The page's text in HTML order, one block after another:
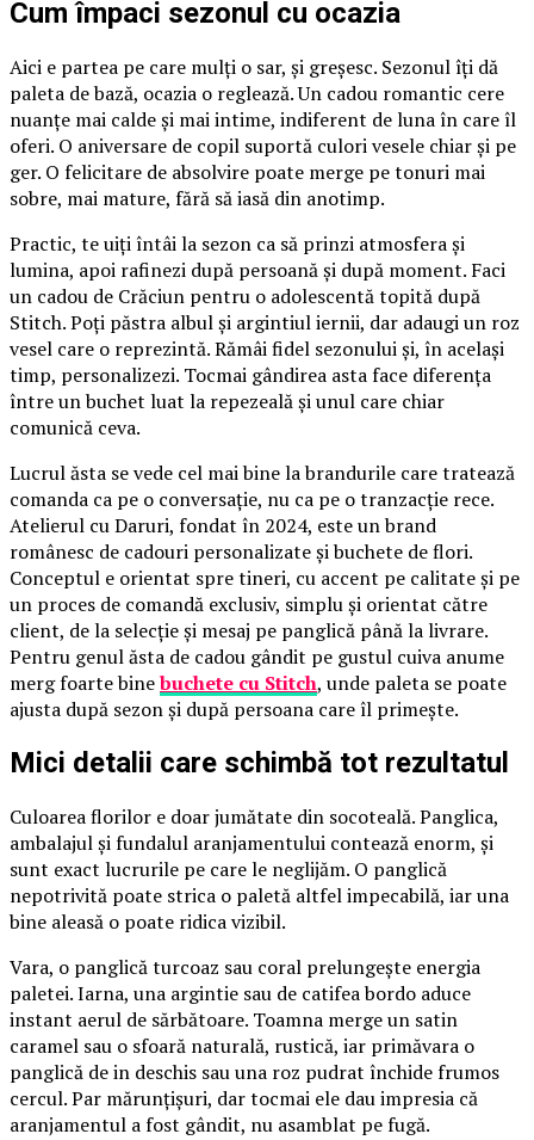
Cum împaci sezonul cu ocazia
Aici e partea pe care mulți o sar, și greșesc. Sezonul îți dă
paleta de bază, ocazia o reglează. Un cadou romantic cere
nuanțe mai calde și mai intime, indiferent de luna în care îl
oferi. O aniversare de copil suportă culori vesele chiar și pe
ger. O felicitare de absolvire poate merge pe tonuri mai
sobre, mai mature, fără să iasă din anotimp.
Practic, te uiți întâi la sezon ca să prinzi atmosfera și
lumina, apoi rafinezi după persoană și după moment. Faci
un cadou de Crăciun pentru o adolescentă topită după
Stitch. Poți păstra albul și argintiul iernii, dar adaugi un roz
vesel care o reprezintă. Rămâi fidel sezonului și, în același
timp, personalizezi. Tocmai gândirea asta face diferența
între un buchet luat la repezeală și unul care chiar
comunică ceva.
Lucrul ăsta se vede cel mai bine la brandurile care tratează
comanda ca pe o conversație, nu ca pe o tranzacție rece.
Atelierul cu Daruri, fondat în 2024, este un brand
românesc de cadouri personalizate și buchete de flori.
Conceptul e orientat spre tineri, cu accent pe calitate și pe
un proces de comandă exclusiv, simplu și orientat către
client, de la selecție și mesaj pe panglică până la livrare.
Pentru genul ăsta de cadou gândit pe gustul cuiva anume
merg foarte binebuchete cu Stitch, unde paleta se poate
ajusta după sezon și după persoana care îl primește.
Mici detalii care schimbă tot rezultatul
Culoarea florilor e doar jumătate din socoteală. Panglica,
ambalajul și fundalul aranjamentului contează enorm, și
sunt exact lucrurile pe care le neglijăm. O panglică
nepotrivită poate strica o paletă altfel impecabilă, iar una
bine aleasă o poate ridica vizibil.
Vara, o panglică turcoaz sau coral prelungește energia
paletei. Iarna, una argintie sau de catifea bordo aduce
instant aerul de sărbătoare. Toamna merge un satin
caramel sau o sfoară naturală, rustică, iar primăvara o
panglică de in deschis sau una roz pudrat închide frumos
cercul. Par mărunțișuri, dar tocmai ele dau impresia că
aranjamentul a fost gândit, nu asamblat pe fugă.